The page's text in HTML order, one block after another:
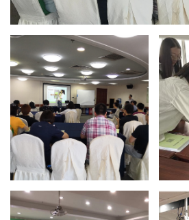
清晖合肥ACP
培训现场